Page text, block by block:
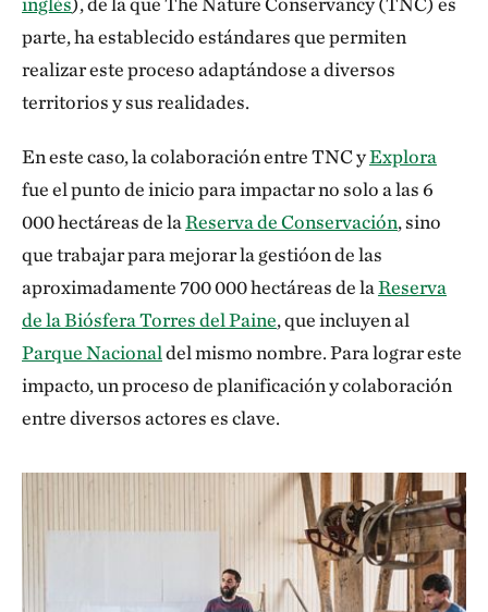
parte, ha establecido estándares que permiten
realizar este proceso adaptándose a diversos
territorios y sus realidades.
En este caso, la colaboración entre TNC yExplora
fue el punto de inicio para impactar no solo a las 6
000 hectáreas de laReserva de Conservación, sino
que trabajar para mejorar la gestióon de las
aproximadamente 700 000 hectáreas de laReserva
de la Biósfera Torres del Paine, que incluyen al
Parque Nacionaldel mismo nombre. Para lograr este
impacto, un proceso de planificación y colaboración
entre diversos actores es clave.